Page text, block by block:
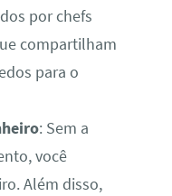
por chefs
compartilham
para o
: Sem a
você
Além disso,